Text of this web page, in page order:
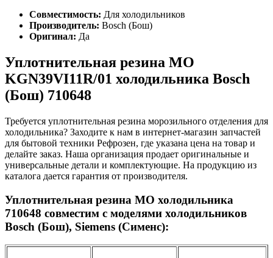
Совместимость: Для холодильников
Производитель: Bosch (Бош)
Оригинал: Да
Уплотнительная резина МО
KGN39VI11R/01 холодильника Bosch
(Бош) 710648
Требуется уплотнительная резина морозильного отделения для
холодильника? Заходите к нам в интернет-магазин запчастей
для бытовой техники Рефрозен, где указана цена на товар и
делайте заказ. Наша организация продает оригинальные и
универсальные детали и комплектующие. На продукцию из
каталога дается гарантия от производителя.
Уплотнительная резина МО холодильника
710648 совместим с моделями холодильников
Bosch (Бош), Siemens (Сименс):